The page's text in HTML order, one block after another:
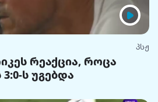
პსჟ
რეაქცია, როცა
ს უგებდა